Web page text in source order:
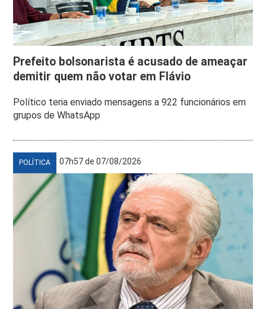
Prefeito bolsonarista é acusado de ameaçar
demitir quem não votar em Flávio
Político teria enviado mensagens a 922 funcionários em
grupos de WhatsApp
POLÍTICA 07h57 de 07/08/2026